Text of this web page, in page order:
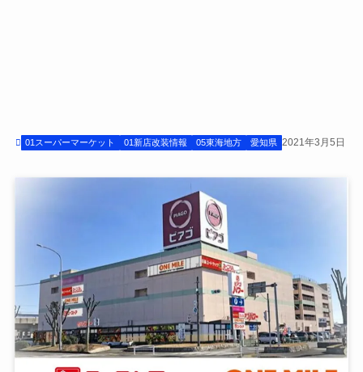
01スーパーマーケット 01新店改装情報 05東海地方 愛知県 2021年3月5日